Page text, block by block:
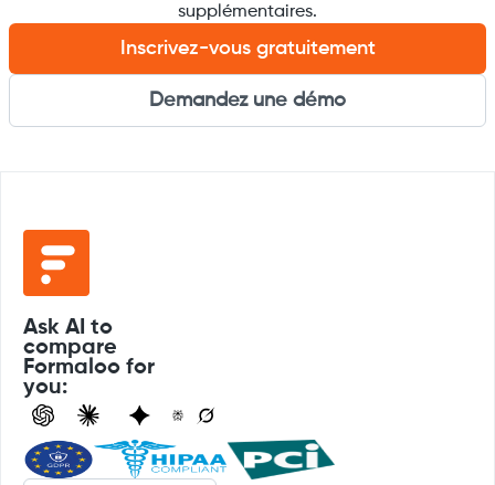
supplémentaires.
Inscrivez-vous gratuitement
Demandez une démo
Ask AI to
compare
Formaloo for
you: